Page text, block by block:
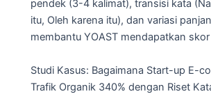
pendek (3-4 kalimat), transisi kata
itu, Oleh karena itu), dan variasi
membantu YOAST mendapatkan skor
Studi Kasus: Bagaimana Start-up E-
Trafik Organik 340% dengan Riset